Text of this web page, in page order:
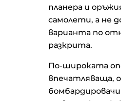
планера и
самолети, а не
варианта по
разкрита.
По-широката
впечатляваща,